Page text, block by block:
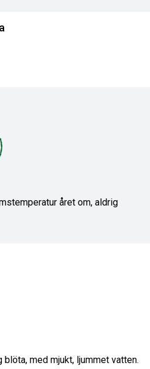
året om, aldrig
blöta, med mjukt, ljummet vatten.